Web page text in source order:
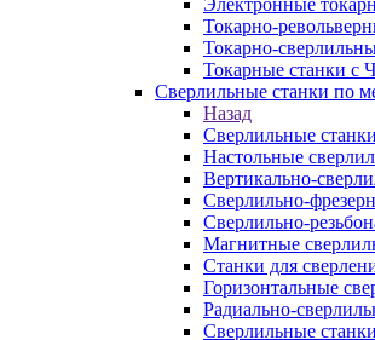
Электронные
Токарно-
Токарно-
Токарные станки с
Сверлильные станки по
Назад
Сверлильные
Настольные
Вертикально-
Сверлильно-
Сверлильно-
Магнитные
Станки для
Горизонтальные
Радиально-
Сверлильные